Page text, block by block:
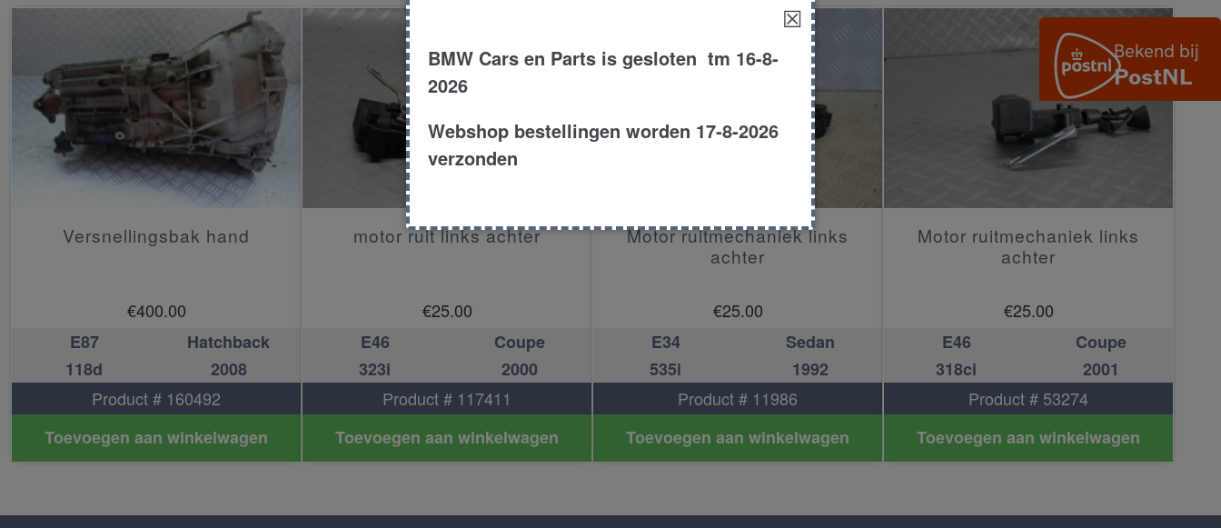
Versnellingsbak hand
€400.00
E87
Hatchback
118d
2008
Product # 160492
Toevoegen aan winkelwagen
motor ruit links achter
€25.00
E46
Coupe
323i
2000
Product # 117411
Toevoegen aan winkelwagen
Motor ruitmechaniek links
achter
€25.00
E34
Sedan
535i
1992
Product # 11986
Toevoegen aan winkelwagen
Motor ruitmechaniek links
achter
€25.00
E46
Coupe
318ci
2001
Product # 53274
Toevoegen aan winkelwagen
☒
BMW Cars en Parts is gesloten tm 16-8-
2026
Webshop bestellingen worden 17-8-2026
verzonden